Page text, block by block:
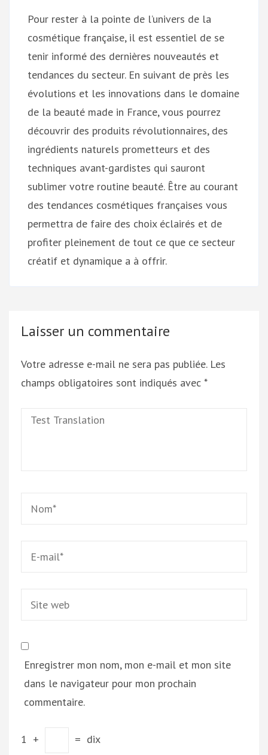
Pour rester à la pointe de l’univers de la
cosmétique française, il est essentiel de se
tenir informé des dernières nouveautés et
tendances du secteur. En suivant de près les
évolutions et les innovations dans le domaine
de la beauté made in France, vous pourrez
découvrir des produits révolutionnaires, des
ingrédients naturels prometteurs et des
techniques avant-gardistes qui sauront
sublimer votre routine beauté. Être au courant
des tendances cosmétiques françaises vous
permettra de faire des choix éclairés et de
profiter pleinement de tout ce que ce secteur
créatif et dynamique a à offrir.
Laisser un commentaire
Votre adresse e-mail ne sera pas publiée. Les
champs obligatoires sont indiqués avec *
Test
Enregistrer mon nom, mon e-mail et mon site
dans le navigateur pour mon prochain
commentaire.
1 + = dix